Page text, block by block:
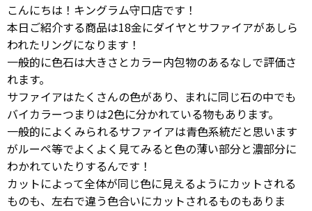
こんにちは！キングラム守口店です！
本日ご紹介する商品は18金にダイヤとサファイアがあしら
われたリングになります！
一般的に色石は大きさとカラー内包物のあるなしで評価さ
れます。
サファイアはたくさんの色があり、まれに同じ石の中でも
バイカラーつまりは2色に分かれている物もあります。
一般的によくみられるサファイアは青色系統だと思います
がルーペ等でよくよく見てみると色の薄い部分と濃部分に
わかれていたりするんです！
カットによって全体が同じ色に見えるようにカットされる
ものも、左右で違う色合いにカットされるものもありま